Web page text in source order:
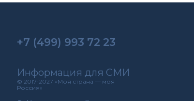
+7 (499) 993 72 23
Информация для СМИ
© 2017-2027 «Моя страна — моя
Россия»